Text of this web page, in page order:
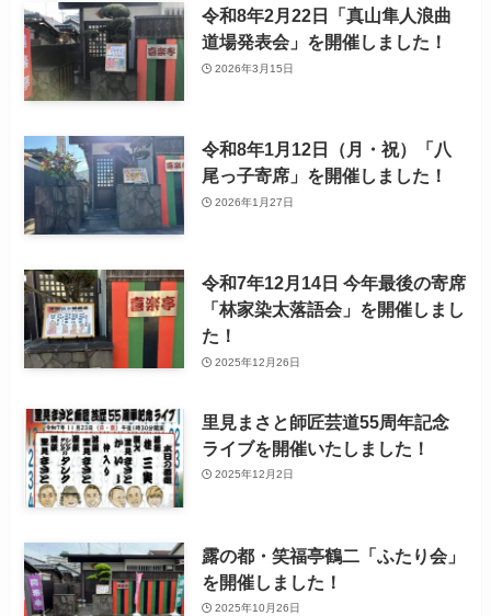
令和8年2月22日「真山隼人浪曲
道場発表会」を開催しました！
2026年3月15日
令和8年1月12日（月・祝）「八
尾っ子寄席」を開催しました！
2026年1月27日
令和7年12月14日 今年最後の寄席
「林家染太落語会」を開催しまし
た！
2025年12月26日
里見まさと師匠芸道55周年記念
ライブを開催いたしました！
2025年12月2日
露の都・笑福亭鶴二「ふたり会」
を開催しました！
2025年10月26日